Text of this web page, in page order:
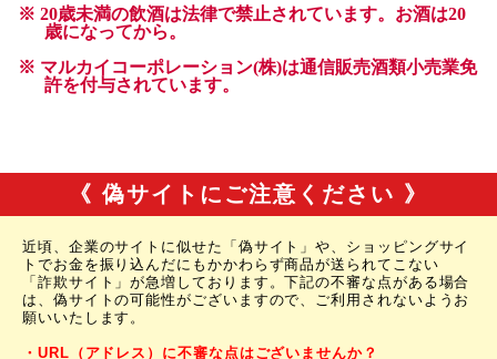
《 偽サイトにご注意ください 》
近頃、企業のサイトに似せた「偽サイト」や、ショッピングサイ
トでお金を振り込んだにもかかわらず商品が送られてこない
「詐欺サイト」が急増しております。下記の不審な点がある場合
は、偽サイトの可能性がございますので、ご利用されないようお
願いいたします。
・URL（アドレス）に不審な点はございませんか？